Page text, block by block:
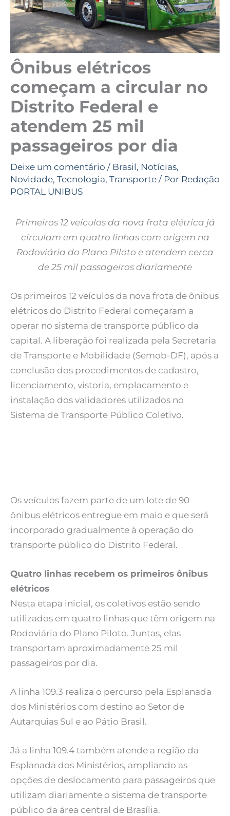
Ônibus elétricos
começam a circular no
Distrito Federal e
atendem 25 mil
passageiros por dia
Deixe um comentário / Brasil, Notícias,
Novidade, Tecnologia, Transporte / Por Redação
PORTAL UNIBUS
Primeiros 12 veículos da nova frota elétrica já
circulam em quatro linhas com origem na
Rodoviária do Plano Piloto e atendem cerca
de 25 mil passageiros diariamente
Os primeiros 12 veículos da nova frota de ônibus
elétricos do Distrito Federal começaram a
operar no sistema de transporte público da
capital. A liberação foi realizada pela Secretaria
de Transporte e Mobilidade (Semob-DF), após a
conclusão dos procedimentos de cadastro,
licenciamento, vistoria, emplacamento e
instalação dos validadores utilizados no
Sistema de Transporte Público Coletivo.
Os veículos fazem parte de um lote de 90
ônibus elétricos entregue em maio e que será
incorporado gradualmente à operação do
transporte público do Distrito Federal.
Quatro linhas recebem os primeiros ônibus
elétricos
Nesta etapa inicial, os coletivos estão sendo
utilizados em quatro linhas que têm origem na
Rodoviária do Plano Piloto. Juntas, elas
transportam aproximadamente 25 mil
passageiros por dia.
A linha 109.3 realiza o percurso pela Esplanada
dos Ministérios com destino ao Setor de
Autarquias Sul e ao Pátio Brasil.
Já a linha 109.4 também atende a região da
Esplanada dos Ministérios, ampliando as
opções de deslocamento para passageiros que
utilizam diariamente o sistema de transporte
público da área central de Brasília.